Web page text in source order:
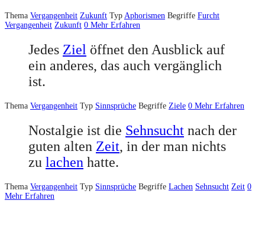
Thema Vergangenheit Zukunft Typ Aphorismen Begriffe Furcht
Vergangenheit Zukunft 0 Mehr Erfahren
Jedes Ziel öffnet den Ausblick auf
ein anderes, das auch vergänglich
ist.
Thema Vergangenheit Typ Sinnsprüche Begriffe Ziele 0 Mehr Erfahren
Nostalgie ist die Sehnsucht nach der
guten alten Zeit, in der man nichts
zu lachen hatte.
Thema Vergangenheit Typ Sinnsprüche Begriffe Lachen Sehnsucht Zeit 0
Mehr Erfahren